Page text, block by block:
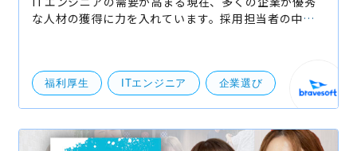
アンケート結果〜
な人材の獲得に力を入れています。採用担当者の中に
しれま
福利厚生 ITエンジニア 企業選び